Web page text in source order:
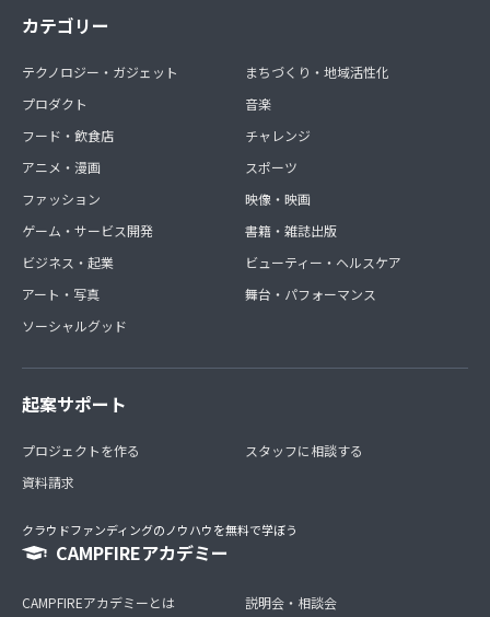
カテゴリー
テクノロジー・ガジェット
プロダクト
フード・飲食店
アニメ・漫画
ファッション
ゲーム・サービス開発
ビジネス・起業
アート・写真
ソーシャルグッド
まちづくり・地域活性化
音楽
チャレンジ
スポーツ
映像・映画
書籍・雑誌出版
ビューティー・ヘルスケア
舞台・パフォーマンス
起案サポート
プロジェクトを作る
資料請求
スタッフに相談する
クラウドファンディングのノウハウを無料で学ぼう
CAMPFIREアカデミー
CAMPFIREアカデミーとは
説明会・相談会